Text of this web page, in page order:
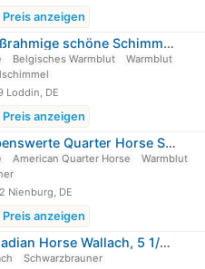
Preis anzeigen
Großrahmige schöne Schimmelstute mit…
Belgisches Warmblut
Warmblut
Loddin, DE
Preis anzeigen
Liebenswerte Quarter Horse Stute für…
American Quarter Horse
Warmblut
Nienburg, DE
Preis anzeigen
Canadian Horse Wallach, 5 1/2 Jahre,…
Schwarzbrauner